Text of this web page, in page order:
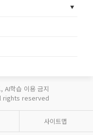
AI학습 이용 금지
rights reserved
사이트맵